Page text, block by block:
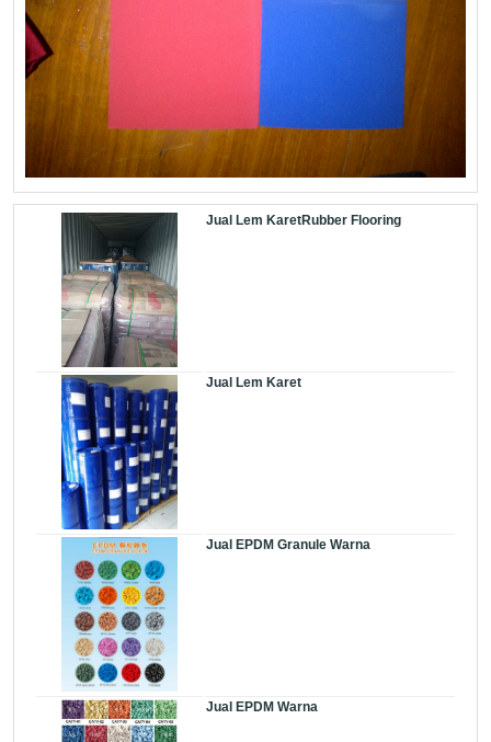
Jual Lem KaretRubber Flooring
Jual Lem Karet
Jual EPDM Granule Warna
Jual EPDM Warna